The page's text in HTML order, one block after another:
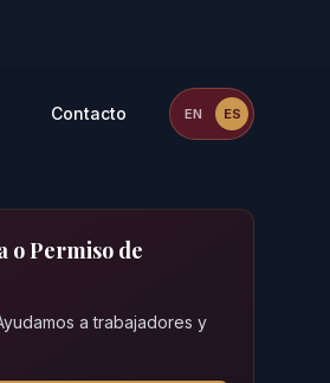
Contacto ES
EN
o Permiso de
a trabajadores y